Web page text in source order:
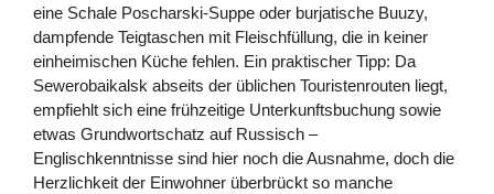
eine Schale Poscharski-Suppe oder burjatische Buuzy,
dampfende Teigtaschen mit Fleischfüllung, die in keiner
einheimischen Küche fehlen. Ein praktischer Tipp: Da
Sewerobaikalsk abseits der üblichen Touristenrouten liegt,
empfiehlt sich eine frühzeitige Unterkunftsbuchung sowie
etwas Grundwortschatz auf Russisch –
Englischkenntnisse sind hier noch die Ausnahme, doch die
Herzlichkeit der Einwohner überbrückt so manche